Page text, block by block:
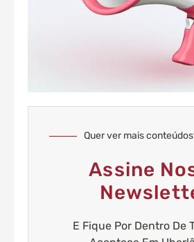
Quer ver mais
Assine
E Fique Por Dentro De